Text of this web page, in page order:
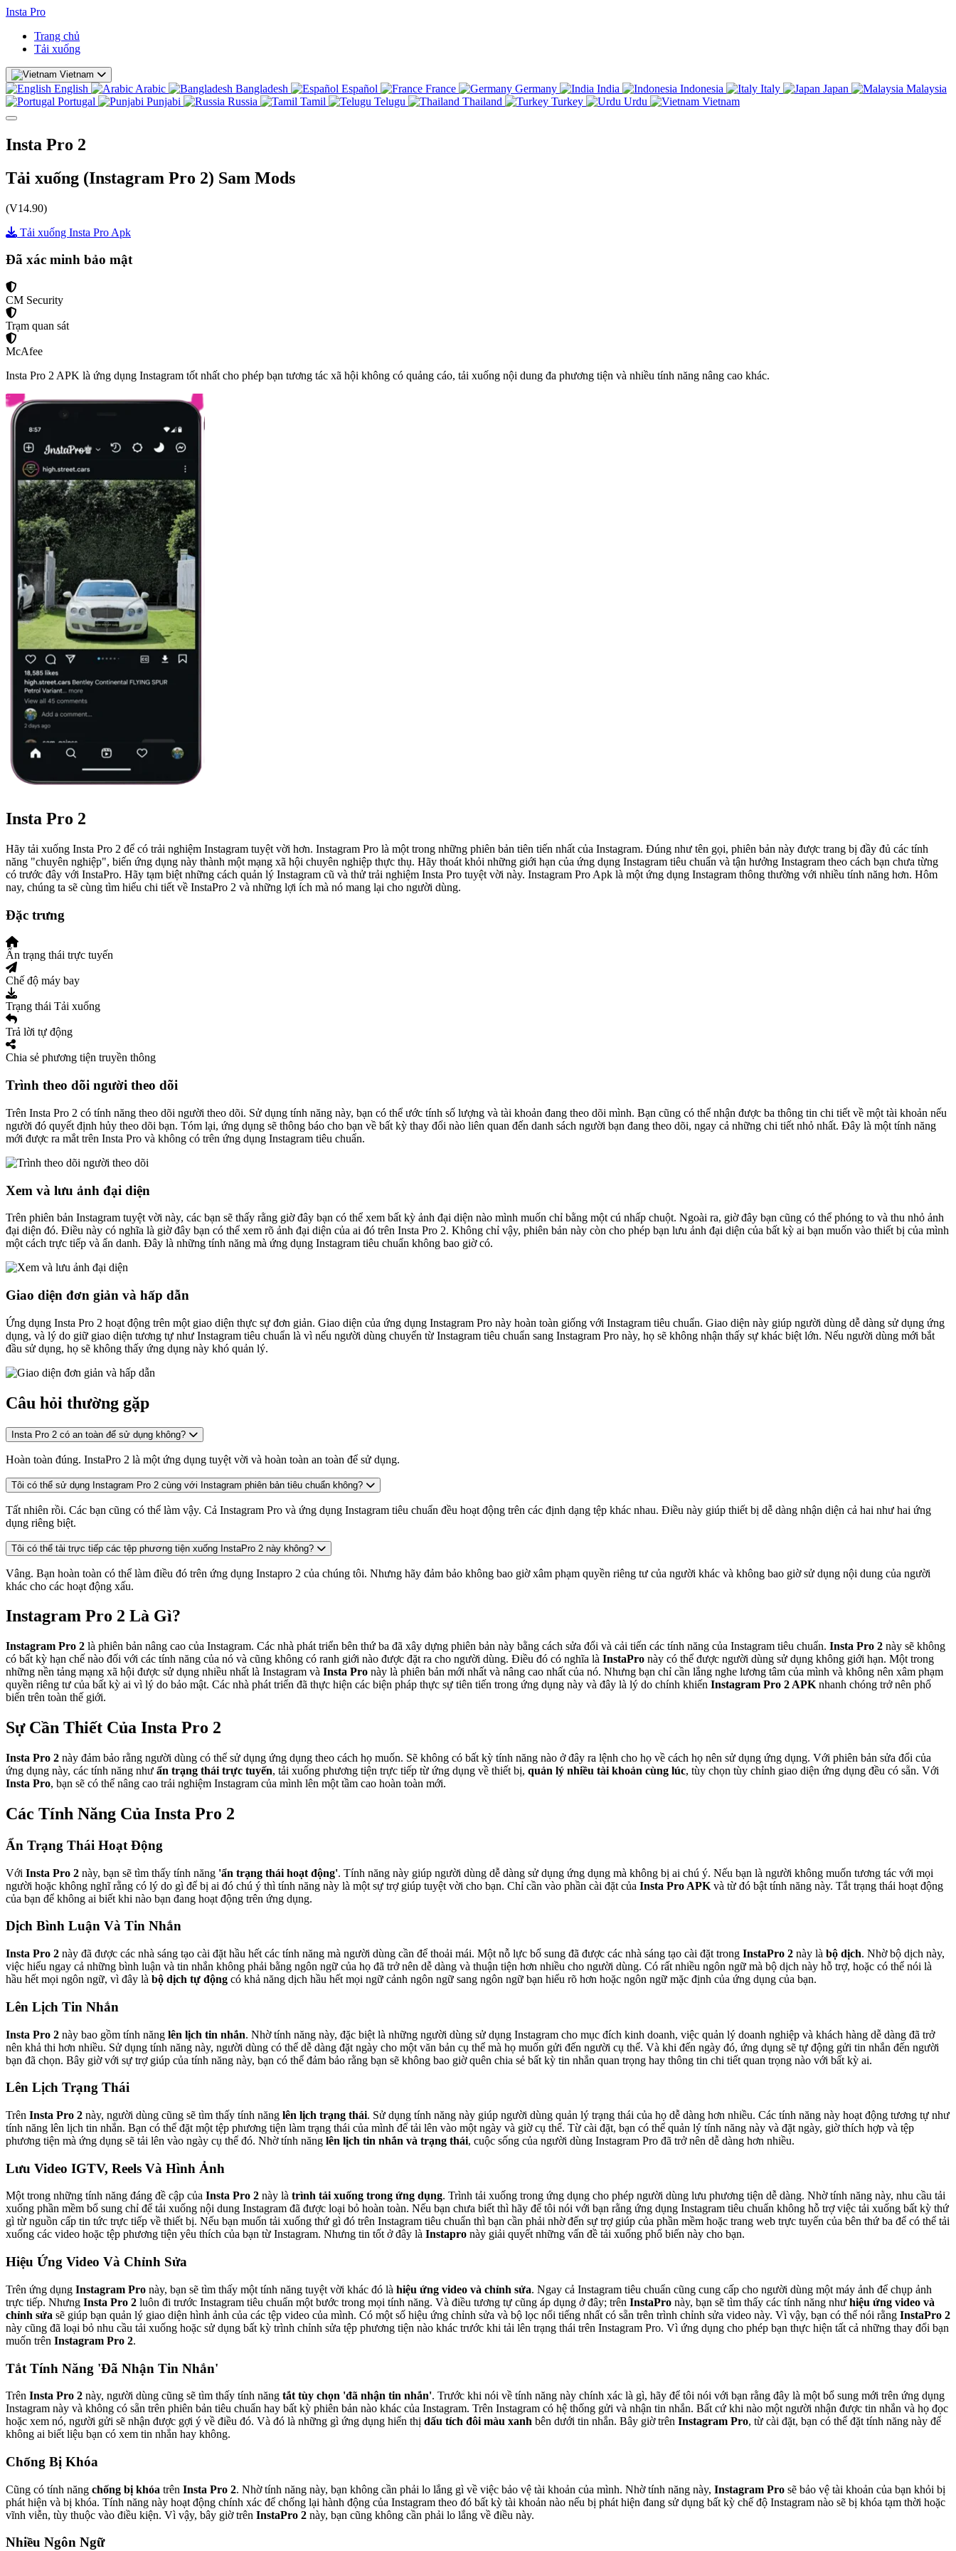
Insta Pro
Trang chủ
Tải xuống
Vietnam
English Arabic Bangladesh Español France Germany India Indonesia Italy Japan
Malaysia
Portugal
Punjabi Russia Tamil Telugu Thailand Turkey Urdu Vietnam
Insta Pro 2
Tải xuống (Instagram Pro 2) Sam Mods
(V14.90)
Tải xuống Insta Pro Apk
Đã xác minh bảo mật
CM Security
Trạm quan sát
McAfee
Insta Pro 2 APK là ứng dụng Instagram tốt nhất cho phép bạn tương tác xã hội không có quảng cáo, tải xuống nội dung đa phương tiện và nhiều tính năng nâng cao khác.
Insta Pro 2
Hãy tải xuống Insta Pro 2 để có trải nghiệm Instagram tuyệt vời hơn. Instagram Pro là một trong những phiên bản tiên tiến nhất của Instagram. Đúng như tên gọi, phiên bản này được trang bị đầy đủ các tính
năng "chuyên nghiệp", biến ứng dụng này thành một mạng xã hội chuyên nghiệp thực thụ. Hãy thoát khỏi những giới hạn của ứng dụng Instagram tiêu chuẩn và tận hưởng Instagram theo cách bạn chưa từng
có trước đây với InstaPro. Hãy tạm biệt những cách quản lý Instagram cũ và thử trải nghiệm Insta Pro tuyệt vời này. Instagram Pro Apk là một ứng dụng Instagram thông thường với nhiều tính năng hơn. Hôm
nay, chúng ta sẽ cùng tìm hiểu chi tiết về InstaPro 2 và những lợi ích mà nó mang lại cho người dùng.
Đặc trưng
Ẩn trạng thái trực tuyến
Chế độ máy bay
Trạng thái Tải xuống
Trả lời tự động
Chia sẻ phương tiện truyền thông
Trình theo dõi người theo dõi
Trên Insta Pro 2 có tính năng theo dõi người theo dõi. Sử dụng tính năng này, bạn có thể ước tính số lượng và tài khoản đang theo dõi mình. Bạn cũng có thể nhận được ba thông tin chi tiết về một tài khoản nếu
người đó quyết định hủy theo dõi bạn. Tóm lại, ứng dụng sẽ thông báo cho bạn về bất kỳ thay đổi nào liên quan đến danh sách người bạn đang theo dõi, ngay cả những chi tiết nhỏ nhất. Đây là một tính năng
mới được ra mắt trên Insta Pro và không có trên ứng dụng Instagram tiêu chuẩn.
Xem và lưu ảnh đại diện
Trên phiên bản Instagram tuyệt vời này, các bạn sẽ thấy rằng giờ đây bạn có thể xem bất kỳ ảnh đại diện nào mình muốn chỉ bằng một cú nhấp chuột. Ngoài ra, giờ đây bạn cũng có thể phóng to và thu nhỏ ảnh
đại diện đó. Điều này có nghĩa là giờ đây bạn có thể xem rõ ảnh đại diện của ai đó trên Insta Pro 2. Không chỉ vậy, phiên bản này còn cho phép bạn lưu ảnh đại diện của bất kỳ ai bạn muốn vào thiết bị của mình
một cách trực tiếp và ẩn danh. Đây là những tính năng mà ứng dụng Instagram tiêu chuẩn không bao giờ có.
Giao diện đơn giản và hấp dẫn
Ứng dụng Insta Pro 2 hoạt động trên một giao diện thực sự đơn giản. Giao diện của ứng dụng Instagram Pro này hoàn toàn giống với Instagram tiêu chuẩn. Giao diện này giúp người dùng dễ dàng sử dụng ứng
dụng, và lý do giữ giao diện tương tự như Instagram tiêu chuẩn là vì nếu người dùng chuyển từ Instagram tiêu chuẩn sang Instagram Pro này, họ sẽ không nhận thấy sự khác biệt lớn. Nếu người dùng mới bắt
đầu sử dụng, họ sẽ không thấy ứng dụng này khó quản lý.
Câu hỏi thường gặp
Insta Pro 2 có an toàn để sử dụng không?
Hoàn toàn đúng. InstaPro 2 là một ứng dụng tuyệt vời và hoàn toàn an toàn để sử dụng.
Tôi có thể sử dụng Instagram Pro 2 cùng với Instagram phiên bản tiêu chuẩn không?
Tất nhiên rồi. Các bạn cũng có thể làm vậy. Cả Instagram Pro và ứng dụng Instagram tiêu chuẩn đều hoạt động trên các định dạng tệp khác nhau. Điều này giúp thiết bị dễ dàng nhận diện cả hai như hai ứng
dụng riêng biệt.
Tôi có thể tải trực tiếp các tệp phương tiện xuống InstaPro 2 này không?
Vâng. Bạn hoàn toàn có thể làm điều đó trên ứng dụng Instapro 2 của chúng tôi. Nhưng hãy đảm bảo không bao giờ xâm phạm quyền riêng tư của người khác và không bao giờ sử dụng nội dung của người
khác cho các hoạt động xấu.
Instagram Pro 2 Là Gì?
Instagram Pro 2 là phiên bản nâng cao của Instagram. Các nhà phát triển bên thứ ba đã xây dựng phiên bản này bằng cách sửa đổi và cải tiến các tính năng của Instagram tiêu chuẩn. Insta Pro 2 này sẽ không
có bất kỳ hạn chế nào đối với các tính năng của nó và cũng không có ranh giới nào được đặt ra cho người dùng. Điều đó có nghĩa là InstaPro này có thể được người dùng sử dụng không giới hạn. Một trong
những nền tảng mạng xã hội được sử dụng nhiều nhất là Instagram và Insta Pro này là phiên bản mới nhất và nâng cao nhất của nó. Nhưng bạn chỉ cần lắng nghe lương tâm của mình và không nên xâm phạm
quyền riêng tư của bất kỳ ai vì lý do bảo mật. Các nhà phát triển đã thực hiện các biện pháp thực sự tiên tiến trong ứng dụng này và đây là lý do chính khiến Instagram Pro 2 APK nhanh chóng trở nên phổ
biến trên toàn thế giới.
Sự Cần Thiết Của Insta Pro 2
Insta Pro 2 này đảm bảo rằng người dùng có thể sử dụng ứng dụng theo cách họ muốn. Sẽ không có bất kỳ tính năng nào ở đây ra lệnh cho họ về cách họ nên sử dụng ứng dụng. Với phiên bản sửa đổi của
ứng dụng này, các tính năng như ẩn trạng thái trực tuyến, tải xuống phương tiện trực tiếp từ ứng dụng về thiết bị, quản lý nhiều tài khoản cùng lúc, tùy chọn tùy chỉnh giao diện ứng dụng đều có sẵn. Với
Insta Pro, bạn sẽ có thể nâng cao trải nghiệm Instagram của mình lên một tầm cao hoàn toàn mới.
Các Tính Năng Của Insta Pro 2
Ẩn Trạng Thái Hoạt Động
Với Insta Pro 2 này, bạn sẽ tìm thấy tính năng 'ẩn trạng thái hoạt động'. Tính năng này giúp người dùng dễ dàng sử dụng ứng dụng mà không bị ai chú ý. Nếu bạn là người không muốn tương tác với mọi
người hoặc không nghĩ rằng có lý do gì để bị ai đó chú ý thì tính năng này là một sự trợ giúp tuyệt vời cho bạn. Chỉ cần vào phần cài đặt của Insta Pro APK và từ đó bật tính năng này. Tắt trạng thái hoạt động
của bạn để không ai biết khi nào bạn đang hoạt động trên ứng dụng.
Dịch Bình Luận Và Tin Nhắn
Insta Pro 2 này đã được các nhà sáng tạo cài đặt hầu hết các tính năng mà người dùng cần để thoải mái. Một nỗ lực bổ sung đã được các nhà sáng tạo cài đặt trong InstaPro 2 này là bộ dịch. Nhờ bộ dịch này,
việc hiểu ngay cả những bình luận và tin nhắn không phải bằng ngôn ngữ của họ đã trở nên dễ dàng và thuận tiện hơn nhiều cho người dùng. Có rất nhiều ngôn ngữ mà bộ dịch này hỗ trợ, hoặc có thể nói là
hầu hết mọi ngôn ngữ, vì đây là bộ dịch tự động có khả năng dịch hầu hết mọi ngữ cảnh ngôn ngữ sang ngôn ngữ bạn hiểu rõ hơn hoặc ngôn ngữ mặc định của ứng dụng của bạn.
Lên Lịch Tin Nhắn
Insta Pro 2 này bao gồm tính năng lên lịch tin nhắn. Nhờ tính năng này, đặc biệt là những người dùng sử dụng Instagram cho mục đích kinh doanh, việc quản lý doanh nghiệp và khách hàng dễ dàng đã trở
nên khả thi hơn nhiều. Sử dụng tính năng này, người dùng có thể dễ dàng đặt ngày cho một văn bản cụ thể mà họ muốn gửi đến người cụ thể. Và khi đến ngày đó, ứng dụng sẽ tự động gửi tin nhắn đến người
bạn đã chọn. Bây giờ với sự trợ giúp của tính năng này, bạn có thể đảm bảo rằng bạn sẽ không bao giờ quên chia sẻ bất kỳ tin nhắn quan trọng hay thông tin chi tiết quan trọng nào với bất kỳ ai.
Lên Lịch Trạng Thái
Trên Insta Pro 2 này, người dùng cũng sẽ tìm thấy tính năng lên lịch trạng thái. Sử dụng tính năng này giúp người dùng quản lý trạng thái của họ dễ dàng hơn nhiều. Các tính năng này hoạt động tương tự như
tính năng lên lịch tin nhắn. Bạn có thể đặt một tệp phương tiện làm trạng thái của mình để tải lên vào một ngày và giờ cụ thể. Từ cài đặt, bạn có thể quản lý tính năng này và đặt ngày, giờ thích hợp và tệp
phương tiện mà ứng dụng sẽ tải lên vào ngày cụ thể đó. Nhờ tính năng lên lịch tin nhắn và trạng thái, cuộc sống của người dùng Instagram Pro đã trở nên dễ dàng hơn nhiều.
Lưu Video IGTV, Reels Và Hình Ảnh
Một trong những tính năng đáng đề cập của Insta Pro 2 này là trình tải xuống trong ứng dụng. Trình tải xuống trong ứng dụng cho phép người dùng lưu phương tiện dễ dàng. Nhờ tính năng này, nhu cầu tải
xuống phần mềm bổ sung chỉ để tải xuống nội dung Instagram đã được loại bỏ hoàn toàn. Nếu bạn chưa biết thì hãy để tôi nói với bạn rằng ứng dụng Instagram tiêu chuẩn không hỗ trợ việc tải xuống bất kỳ thứ
gì từ nguồn cấp tin tức trực tiếp về thiết bị. Nếu bạn muốn tải xuống thứ gì đó trên Instagram tiêu chuẩn thì bạn cần phải nhờ đến sự trợ giúp của phần mềm hoặc trang web trực tuyến của bên thứ ba để có thể tải
xuống các video hoặc tệp phương tiện yêu thích của bạn từ Instagram. Nhưng tin tốt ở đây là Instapro này giải quyết những vấn đề tải xuống phổ biến này cho bạn.
Hiệu Ứng Video Và Chỉnh Sửa
Trên ứng dụng Instagram Pro này, bạn sẽ tìm thấy một tính năng tuyệt vời khác đó là hiệu ứng video và chỉnh sửa. Ngay cả Instagram tiêu chuẩn cũng cung cấp cho người dùng một máy ảnh để chụp ảnh
trực tiếp. Nhưng Insta Pro 2 luôn đi trước Instagram tiêu chuẩn một bước trong mọi tính năng. Và điều tương tự cũng áp dụng ở đây; trên InstaPro này, bạn sẽ tìm thấy các tính năng như hiệu ứng video và
chỉnh sửa sẽ giúp bạn quản lý giao diện hình ảnh của các tệp video của mình. Có một số hiệu ứng chỉnh sửa và bộ lọc nổi tiếng nhất có sẵn trên trình chỉnh sửa video này. Vì vậy, bạn có thể nói rằng InstaPro 2
này cũng đã loại bỏ nhu cầu tải xuống hoặc sử dụng bất kỳ trình chỉnh sửa tệp phương tiện nào khác trước khi tải lên trạng thái trên Instagram Pro. Vì ứng dụng cho phép bạn thực hiện tất cả những thay đổi bạn
muốn trên Instagram Pro 2.
Tắt Tính Năng 'Đã Nhận Tin Nhắn'
Trên Insta Pro 2 này, người dùng cũng sẽ tìm thấy tính năng tắt tùy chọn 'đã nhận tin nhắn'. Trước khi nói về tính năng này chính xác là gì, hãy để tôi nói với bạn rằng đây là một bổ sung mới trên ứng dụng
Instagram này và không có sẵn trên phiên bản tiêu chuẩn hay bất kỳ phiên bản nào khác của Instagram. Trên Instagram có hệ thống gửi và nhận tin nhắn. Bất cứ khi nào một người nhận được tin nhắn và họ đọc
hoặc xem nó, người gửi sẽ nhận được gợi ý về điều đó. Và đó là những gì ứng dụng hiển thị dấu tích đôi màu xanh bên dưới tin nhắn. Bây giờ trên Instagram Pro, từ cài đặt, bạn có thể đặt tính năng này để
không ai biết liệu bạn có xem tin nhắn hay không.
Chống Bị Khóa
Cũng có tính năng chống bị khóa trên Insta Pro 2. Nhờ tính năng này, bạn không cần phải lo lắng gì về việc bảo vệ tài khoản của mình. Nhờ tính năng này, Instagram Pro sẽ bảo vệ tài khoản của bạn khỏi bị
phát hiện và bị khóa. Tính năng này hoạt động chính xác để chống lại hành động của Instagram theo đó bất kỳ tài khoản nào nếu bị phát hiện đang sử dụng bất kỳ chế độ Instagram nào sẽ bị khóa tạm thời hoặc
vĩnh viễn, tùy thuộc vào điều kiện. Vì vậy, bây giờ trên InstaPro 2 này, bạn cũng không cần phải lo lắng về điều này.
Nhiều Ngôn Ngữ